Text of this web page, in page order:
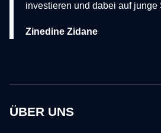
investieren und dabei auf junge
Zinedine Zidane
ÜBER UNS